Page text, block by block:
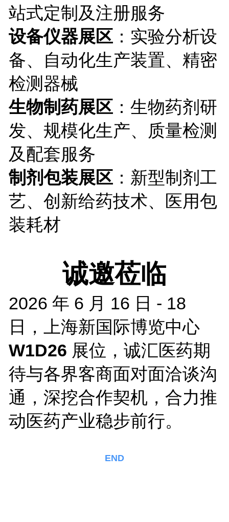
站式定制及注册服务
设备仪器展区：实验分析设
备、自动化生产装置、精密
检测器械
生物制药展区：生物药剂研
发、规模化生产、质量检测
及配套服务
制剂包装展区：新型制剂工
艺、创新给药技术、医用包
装耗材
诚邀莅临
2026 年 6 月 16 日 - 18
日，上海新国际博览中心
W1D26 展位，诚汇医药期
待与各界客商面对面洽谈沟
通，深挖合作契机，合力推
动医药产业稳步前行。
END